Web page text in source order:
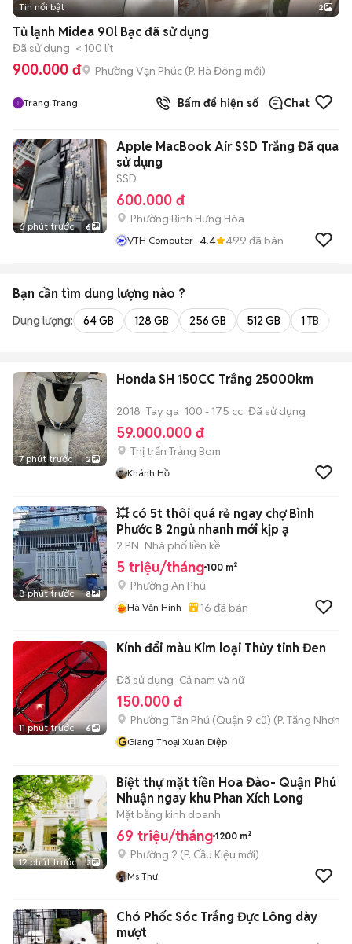
Tin nổi bật 2
Tủ lạnh Midea 90l Bạc đã sử dụng
Đã sử dụng < 100 lít
900.000 đ Phường Vạn Phúc (P. Hà Đông mới)
Trang Trang Bấm để hiện số Chat
6 phút trước 6
Apple MacBook Air SSD Trắng Đã qua
sử dụng
SSD
600.000 đ
Phường Bình Hưng Hòa
VTH Computer 4.4 499 đã bán
Bạn cần tìm dung lượng nào ?
Dung lượng: 64 GB 128 GB 256 GB 512 GB 1 TB
7 phút trước 2
Honda SH 150CC Trắng 25000km
2018 Tay ga 100 - 175 cc Đã sử dụng
59.000.000 đ
Thị trấn Trảng Bom
Khánh Hồ
8 phút trước 8
💥 có 5t thôi quá rẻ ngay chợ Bình
Phước B 2ngủ nhanh mới kịp ạ
2 PN Nhà phố liền kề
5 triệu/tháng 100 m²
Phường An Phú
Hà Văn Hinh 16 đã bán
11 phút trước 6
Kính đổi màu Kim loại Thủy tinh Đen
Đã sử dụng Cả nam và nữ
150.000 đ
Phường Tân Phú (Quận 9 cũ) (P. Tăng Nhơn
GGiang Thoại Xuân Diệp
12 phút trước 3
Biệt thự mặt tiền Hoa Đào- Quận Phú
Nhuận ngay khu Phan Xích Long
Mặt bằng kinh doanh
69 triệu/tháng 1200 m²
Phường 2 (P. Cầu Kiệu mới)
Ms Thư
Chó Phốc Sóc Trắng Đực Lông dày
mượt